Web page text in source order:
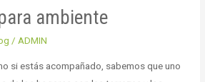
ambiente
/ADMIN
si estás acompañado, sabemos que uno